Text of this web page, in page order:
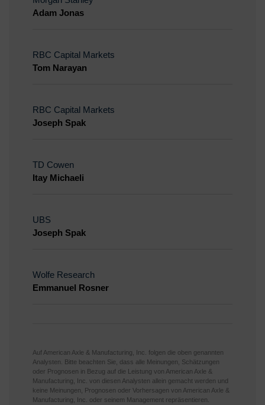
Adam Jonas
RBC Capital Markets
Tom Narayan
RBC Capital Markets
Joseph Spak
TD Cowen
Itay Michaeli
UBS
Joseph Spak
Wolfe Research
Emmanuel Rosner
Auf American Axle & Manufacturing, Inc. folgen die oben genannten
Analysten. Bitte beachten Sie, dass alle Meinungen, Schätzungen
oder Prognosen in Bezug auf die Leistung von American Axle &
Manufacturing, Inc. von diesen Analysten allein gemacht werden und
keine Meinungen, Prognosen oder Vorhersagen von American Axle &
Manufacturing, Inc. oder seinem Management repräsentieren.